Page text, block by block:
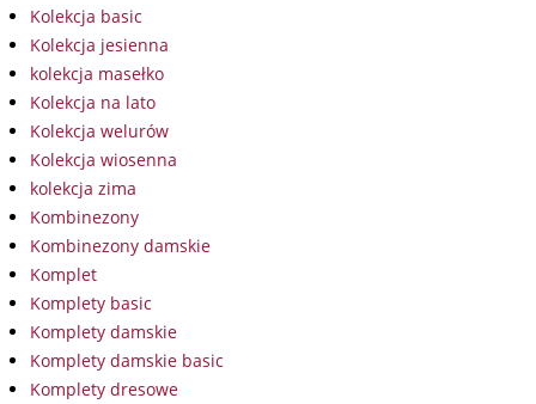
Kolekcja basic
Kolekcja jesienna
kolekcja masełko
Kolekcja na lato
Kolekcja welurów
Kolekcja wiosenna
kolekcja zima
Kombinezony
Kombinezony damskie
Komplet
Komplety basic
Komplety damskie
Komplety damskie basic
Komplety dresowe